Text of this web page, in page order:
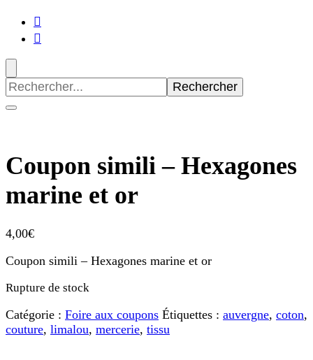
Recherche
pour
:
Coupon simili – Hexagones
marine et or
4,00€
Coupon simili – Hexagones marine et or
Rupture de stock
Catégorie : Foire aux coupons Étiquettes : auvergne, coton,
couture, limalou, mercerie, tissu